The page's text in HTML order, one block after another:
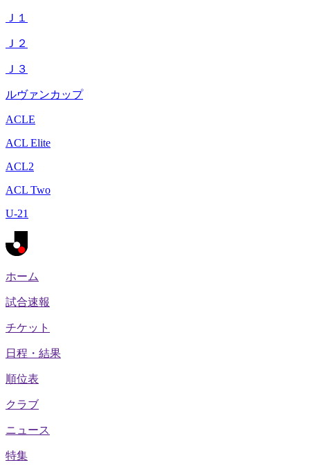
Ｊ１
Ｊ２
Ｊ３
ルヴァンカップ
ACLE
ACL Elite
ACL2
ACL Two
U-21
ホーム
試合速報
チケット
日程・結果
順位表
クラブ
ニュース
特集